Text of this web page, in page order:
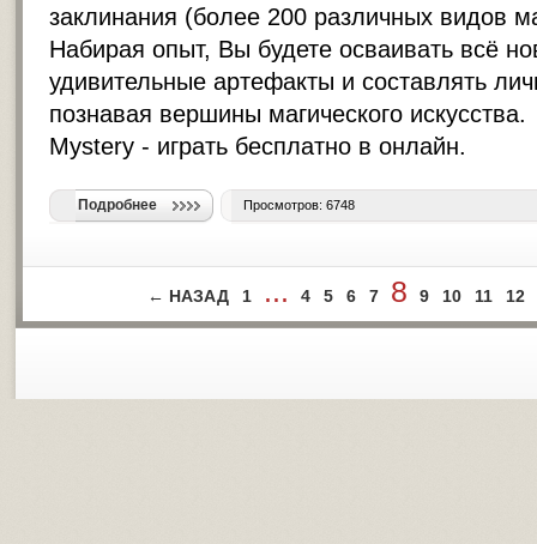
заклинания (более 200 различных видов
Набирая опыт, Вы будете осваивать всё
удивительные артефакты и составлять
познавая вершины магического искусства.
Mystery - играть бесплатно в онлайн.
Подробнее Просмотров: 6748
← НАЗАД 1 ... 4 5 6 7 8 9 10 11 12